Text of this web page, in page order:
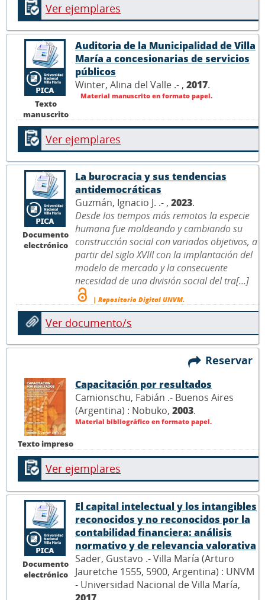
Ver ejemplares
Texto
manuscrito
Auditoria de la Municipalidad de Villa
María a concesionarias de servicios
públicos
Winter, Alina del Valle .- , 2017.
Material manuscrito en formato papel.
Ver ejemplares
Documento
electrónico
La burocracia y sus tendencias
antidemocráticas
Guzmán, Ignacio J. .- , 2023.
Desde los tiempos más remotos la especie
humana fue moldeando y cambiando su
construcción social con variados objetivos, a
partir del siglo XVIII con la implantación del
modelo de mercado y la consecuente
necesidad de una división social del tra[...]
| Repositorio Digital UNVM.
Ver documento/s
Reservar
Texto impreso
Capacitación por resultados
Camionschu, Fabián .- Buenos Aires
(Argentina) : Nobuko, 2003.
Material bibliográfico en formato papel.
Ver ejemplares
Documento
electrónico
El capital intelectual y los intangibles
reconocidos y no reconocidos por la
contabilidad financiera: análisis
normativo y de relevancia valorativa
Sader, Gustavo .- Villa María (Arturo
Jauretche 1555, 5900, Argentina) : UNVM
- Universidad Nacional de Villa María,
2017.